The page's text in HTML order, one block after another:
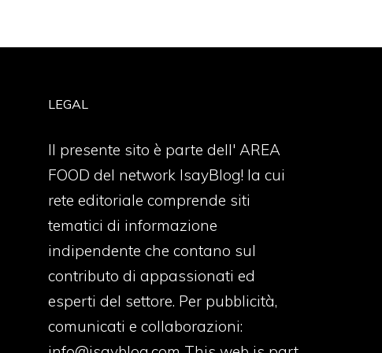
LEGAL
Il presente sito è parte dell' AREA
FOOD del network IsayBlog! la cui
rete editoriale comprende siti
tematici di informazione
indipendente che contano sul
contributo di appassionati ed
esperti del settore. Per pubblicità,
comunicati e collaborazioni: